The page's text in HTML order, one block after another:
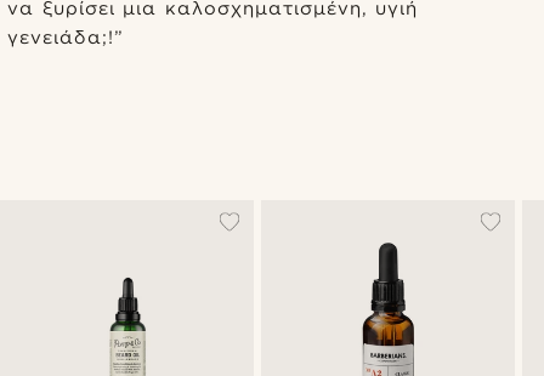
να ξυρίσει μια καλοσχηματισμένη, υγιή
γενειάδα;!”